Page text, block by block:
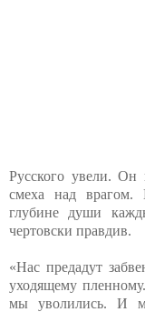
Русского увели. Он
смеха над врагом.
глубине души
чертовски правдив.
«Нас предадут
уходящему
мы уволились. И